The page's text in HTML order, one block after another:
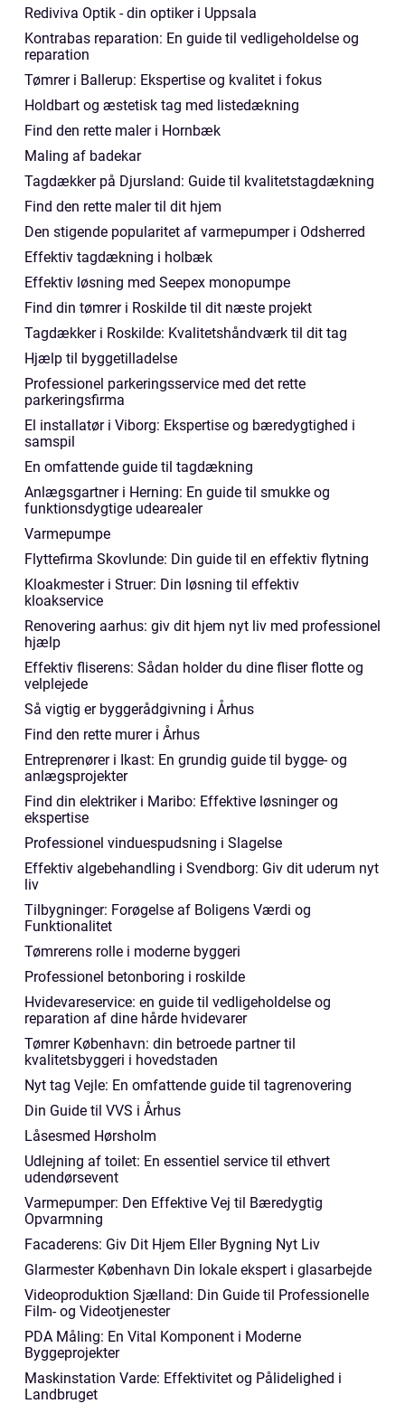
Rediviva Optik - din optiker i Uppsala
Kontrabas reparation: En guide til vedligeholdelse og
reparation
Tømrer i Ballerup: Ekspertise og kvalitet i fokus
Holdbart og æstetisk tag med listedækning
Find den rette maler i Hornbæk
Maling af badekar
Tagdækker på Djursland: Guide til kvalitetstagdækning
Find den rette maler til dit hjem
Den stigende popularitet af varmepumper i Odsherred
Effektiv tagdækning i holbæk
Effektiv løsning med Seepex monopumpe
Find din tømrer i Roskilde til dit næste projekt
Tagdækker i Roskilde: Kvalitetshåndværk til dit tag
Hjælp til byggetilladelse
Professionel parkeringsservice med det rette
parkeringsfirma
El installatør i Viborg: Ekspertise og bæredygtighed i
samspil
En omfattende guide til tagdækning
Anlægsgartner i Herning: En guide til smukke og
funktionsdygtige udearealer
Varmepumpe
Flyttefirma Skovlunde: Din guide til en effektiv flytning
Kloakmester i Struer: Din løsning til effektiv
kloakservice
Renovering aarhus: giv dit hjem nyt liv med professionel
hjælp
Effektiv fliserens: Sådan holder du dine fliser flotte og
velplejede
Så vigtig er byggerådgivning i Århus
Find den rette murer i Århus
Entreprenører i Ikast: En grundig guide til bygge- og
anlægsprojekter
Find din elektriker i Maribo: Effektive løsninger og
ekspertise
Professionel vinduespudsning i Slagelse
Effektiv algebehandling i Svendborg: Giv dit uderum nyt
liv
Tilbygninger: Forøgelse af Boligens Værdi og
Funktionalitet
Tømrerens rolle i moderne byggeri
Professionel betonboring i roskilde
Hvidevareservice: en guide til vedligeholdelse og
reparation af dine hårde hvidevarer
Tømrer København: din betroede partner til
kvalitetsbyggeri i hovedstaden
Nyt tag Vejle: En omfattende guide til tagrenovering
Din Guide til VVS i Århus
Låsesmed Hørsholm
Udlejning af toilet: En essentiel service til ethvert
udendørsevent
Varmepumper: Den Effektive Vej til Bæredygtig
Opvarmning
Facaderens: Giv Dit Hjem Eller Bygning Nyt Liv
Glarmester København Din lokale ekspert i glasarbejde
Videoproduktion Sjælland: Din Guide til Professionelle
Film- og Videotjenester
PDA Måling: En Vital Komponent i Moderne
Byggeprojekter
Maskinstation Varde: Effektivitet og Pålidelighed i
Landbruget